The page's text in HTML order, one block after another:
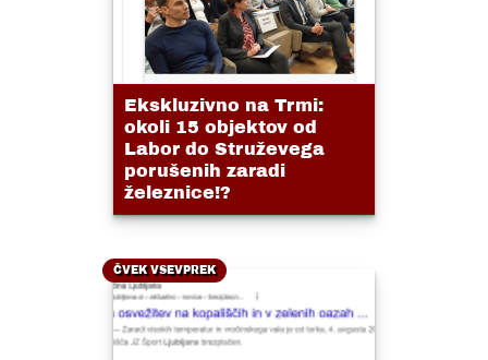
Ekskluzivno na Trmi:
okoli 15 objektov od
Labor do Struževega
porušenih zaradi
železnice!?
ČVEK VSEVPREK